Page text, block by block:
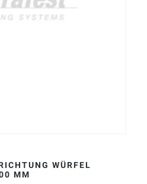
WÜRFEL
MM